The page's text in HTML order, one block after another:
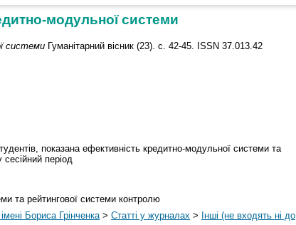
модульної системи
системи Гуманітарний вісник (23). с. 42-45. ISSN 37.013.42
показана ефективність кредитно-модульної системи та
період
та рейтингової системи контролю
Бориса Грінченка > Статті у журналах > Інші (не входять ні до